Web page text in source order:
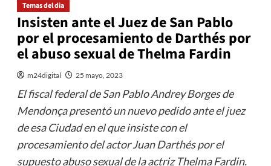
Temas del dia
Insisten ante el Juez de San Pablo
por el procesamiento de Darthés por
el abuso sexual de Thelma Fardin
m24digital 25 mayo, 2023
El fiscal federal de San Pablo Andrey Borges de
Mendonça presentó un nuevo pedido ante el juez
de esa Ciudad en el que insiste con el
procesamiento del actor Juan Darthés por el
supuesto abuso sexual de la actriz Thelma Fardin.